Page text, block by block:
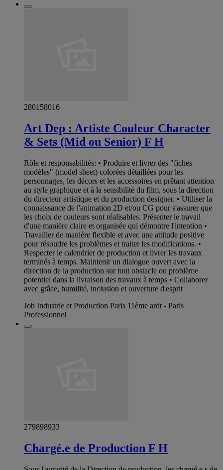
280158016
Art Dep : Artiste Couleur Character
& Sets (Mid ou Senior) F H
Rôle et responsabilités: • Produire et livrer des "fiches
modèles" (model sheet) colorées détaillées pour les
personnages, les décors et les accessoires en prêtant attention
au style graphique et à la sensibilité du film, sous la direction
du directeur artistique et du production designer. • Utiliser la
connaissance de l'animation 2D et/ou CG pour s'assurer que
les choix de couleurs sont réalisables. Présenter le travail
d'une manière claire et organisée qui démontre l'intention •
Travailler de manière flexible et avec une attitude positive
pour résoudre les problèmes et traiter les modifications. •
Respecter le calendrier de production et livrer les travaux
terminés à temps. Maintenir un dialogue ouvert avec la
direction de la production sur tout obstacle ou problème
potentiel dans la livraison des travaux à temps • Collaborer
avec grâce, humilité, inclusion et ouverture d'esprit
Job Industrie et Production Paris 11ème ardt - Paris
Professionnel
279898933
Chargé.e de Production F H